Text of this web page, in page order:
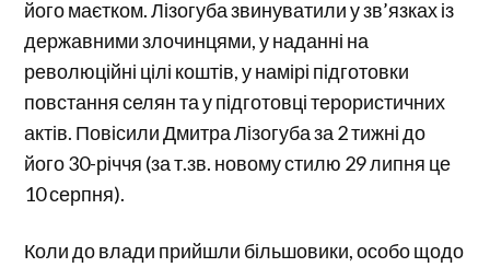
його маєтком. Лізогуба звинуватили у зв’язках із
державними злочинцями, у наданні на
революційні цілі коштів, у намірі підготовки
повстання селян та у підготовці терористичних
актів. Повісили Дмитра Лізогуба за 2 тижні до
його 30-річчя (за т.зв. новому стилю 29 липня це
10 серпня).
Коли до влади прийшли більшовики, особо щодо